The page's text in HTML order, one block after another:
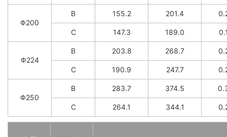
Φ200
B 155.2 201.4
C 147.3 189.0
Φ224
B 203.8 268.7
C 190.9 247.7
Φ250
B 283.7 374.5
C 264.1 344.1